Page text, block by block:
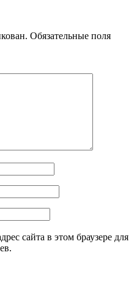
Обязательные поля
сайта в этом браузере для